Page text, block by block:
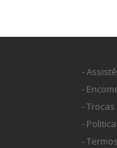
-
-
-
-
-